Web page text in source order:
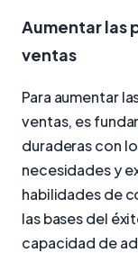
Aumentar las
ventas
Para aumentar
ventas, es
duraderas con
necesidades y
habilidades de
las bases del
capacidad de